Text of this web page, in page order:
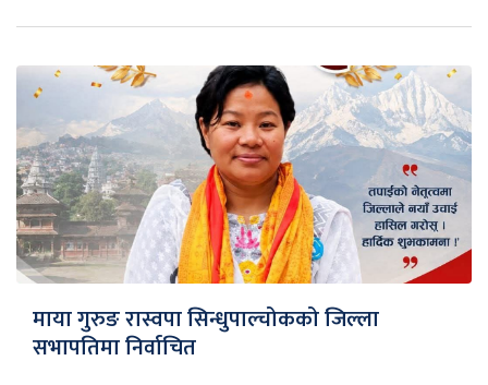
माया गुरुङ रास्वपा सिन्धुपाल्चोकको जिल्ला
सभापतिमा निर्वाचित